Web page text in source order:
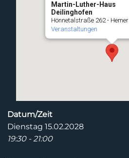
Martin-Luther-Haus
Deilinghofen
Hönnetalstraße 262 - Hemer
Veranstaltungen
Datum/Zeit
Dienstag 15.02.2028
19:30 - 21:00